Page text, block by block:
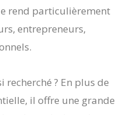
rend particulièrement
entrepreneurs,
? En plus de
il offre une grande